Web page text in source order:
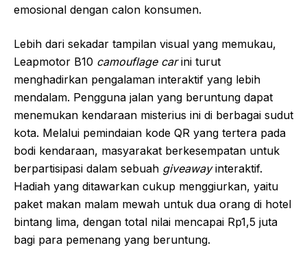
emosional dengan calon konsumen.
Lebih dari sekadar tampilan visual yang memukau,
Leapmotor B10 camouflage carini turut
menghadirkan pengalaman interaktif yang lebih
mendalam. Pengguna jalan yang beruntung dapat
menemukan kendaraan misterius ini di berbagai sudut
kota. Melalui pemindaian kode QR yang tertera pada
bodi kendaraan, masyarakat berkesempatan untuk
berpartisipasi dalam sebuah giveawayinteraktif.
Hadiah yang ditawarkan cukup menggiurkan, yaitu
paket makan malam mewah untuk dua orang di hotel
bintang lima, dengan total nilai mencapai Rp1,5 juta
bagi para pemenang yang beruntung.